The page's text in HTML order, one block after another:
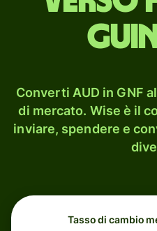
Converti AUD in GNF
di mercato. Wise è il
inviare, spendere e
Tasso di cambio